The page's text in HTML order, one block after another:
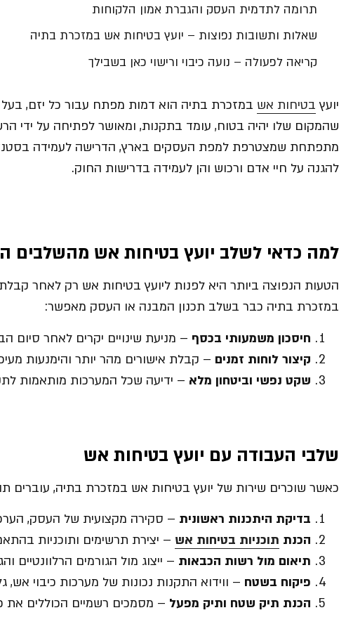
תרומה לתדמית העסק והגברת אמון הלקוחות
שאלות ותשובות נפוצות – יועץ בטיחות אש במזכרת בתיה
קריאה לפעולה – נועה כיבוי ורישוי כאן בשבילך
יועץ בטיחות אש במזכרת בתיה הוא דמות מפתח עבור כל יזם, בעל
שהמקום שלו יהיה בטוח, עומד בתקנות, ומאושר לפתיחה על ידי
מתפתחת שמצטרפת למפת העסקים בארץ, הדרישה לעמידה
להגנה על חיי אדם ורכוש והן לעמידה בדרישות החוק.
למה כדאי לשלב יועץ בטיחות אש מהשלבים
הטעות הנפוצה ביותר היא לפנות ליועץ בטיחות אש רק לאחר
במזכרת בתיה כבר בשלב תכנון המבנה או העסק מאפשר:
חיסכון משמעותי בכסף – מניעת שינויים יקרים לאחר סיום
קיצור לוחות זמנים – קבלת אישורים מהר יותר והימנעות
שקט נפשי וביטחון מלא – ידיעה שכל המערכות מותאמות
שלבי העבודה עם יועץ בטיחות אש
כאשר שוכרים שירות של יועץ בטיחות אש במזכרת בתיה, עוברים
בדיקת היתכנות ראשונית – סקירה מקצועית של העסק,
הכנת תוכניות בטיחות אש – יצירת תרשימים ותוכניות
תיאום מול רשות הכבאות – ייצוג מול הגורמים הרלוונטיים
פיקוח בשטח – ווידוא התקנות נכונות של מערכות כיבוי אש,
הכנת תיק שטח ותיק מפעל – מסמכים רשמיים הכוללים